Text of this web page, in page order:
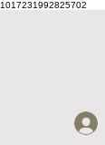
1017231992825702